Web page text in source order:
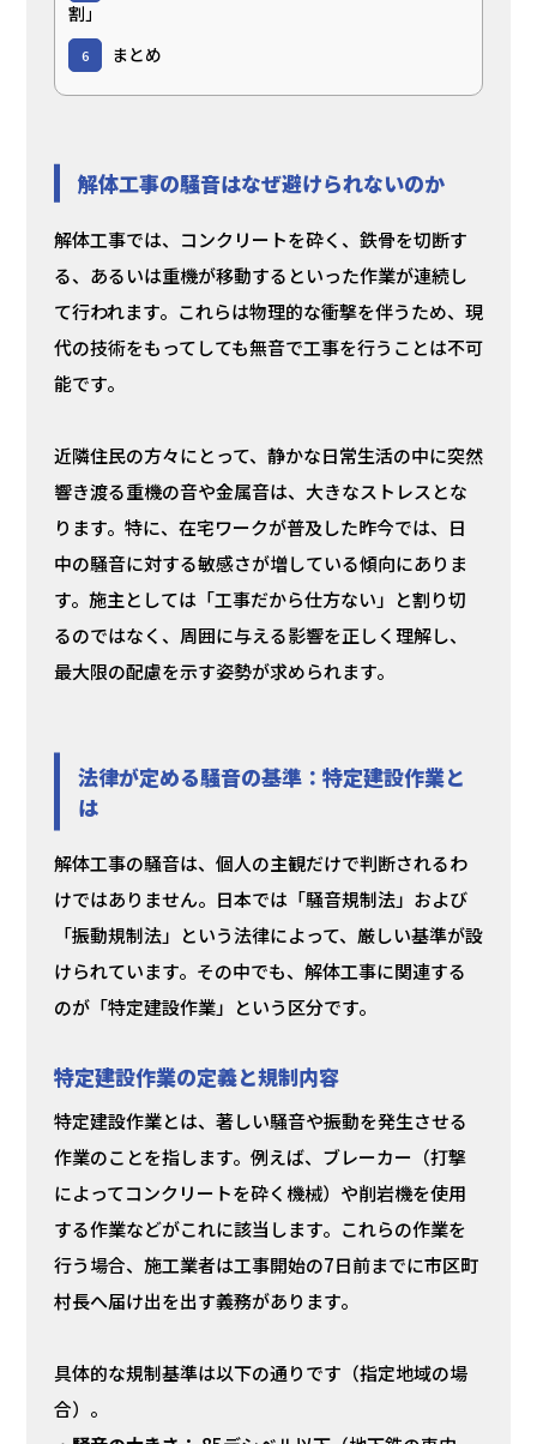
割」
6 まとめ
解体工事の騒音はなぜ避けられないのか
解体工事では、コンクリートを砕く、鉄骨を切断す
る、あるいは重機が移動するといった作業が連続し
て行われます。これらは物理的な衝撃を伴うため、現
代の技術をもってしても無音で工事を行うことは不可
能です。
近隣住民の方々にとって、静かな日常生活の中に突然
響き渡る重機の音や金属音は、大きなストレスとな
ります。特に、在宅ワークが普及した昨今では、日
中の騒音に対する敏感さが増している傾向にありま
す。施主としては「工事だから仕方ない」と割り切
るのではなく、周囲に与える影響を正しく理解し、
最大限の配慮を示す姿勢が求められます。
法律が定める騒音の基準：特定建設作業と
は
解体工事の騒音は、個人の主観だけで判断されるわ
けではありません。日本では「騒音規制法」および
「振動規制法」という法律によって、厳しい基準が設
けられています。その中でも、解体工事に関連する
のが「特定建設作業」という区分です。
特定建設作業の定義と規制内容
特定建設作業とは、著しい騒音や振動を発生させる
作業のことを指します。例えば、ブレーカー（打撃
によってコンクリートを砕く機械）や削岩機を使用
する作業などがこれに該当します。これらの作業を
行う場合、施工業者は工事開始の7日前までに市区町
村長へ届け出を出す義務があります。
具体的な規制基準は以下の通りです（指定地域の場
合）。